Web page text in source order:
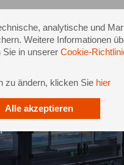
analytische und
Weitere Informationen
Sie in unserer Cookie-
zu ändern, klicken Sie hier
Alle akzeptieren